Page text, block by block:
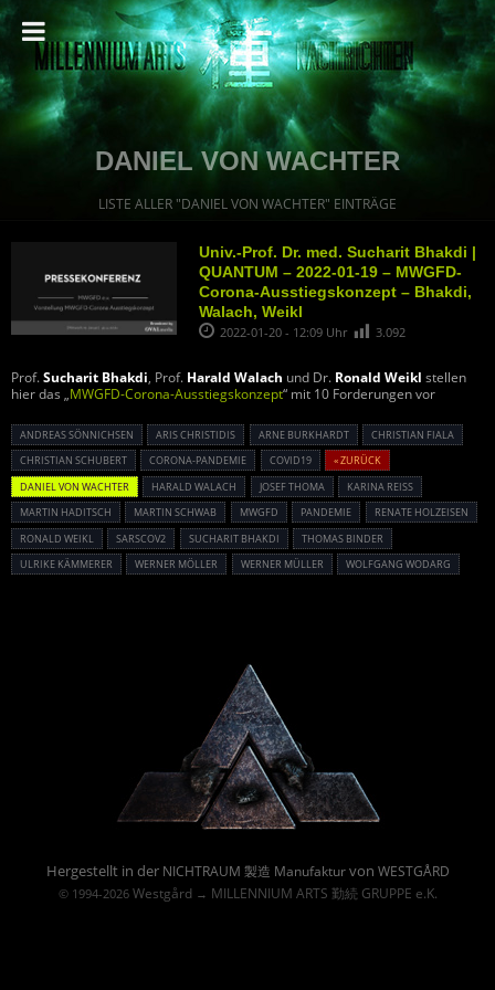
DANIEL VON WACHTER
LISTE ALLER "DANIEL VON WACHTER" EINTRÄGE
Univ.-Prof. Dr. med. Sucharit Bhakdi |
QUANTUM – 2022-01-19 – MWGFD-
Corona-Ausstiegskonzept – Bhakdi,
Walach, Weikl
2022-01-20 - 12:09 Uhr 3.092
Prof.Sucharit Bhakdi, Prof. Harald Walach und Dr. Ronald Weikl stellen
hier das „MWGFD-Corona-Ausstiegskonzept“ mit 10 Forderungen vor
ANDREAS SÖNNICHSEN ARIS CHRISTIDIS ARNE BURKHARDT
CHRISTIAN FIALA
CHRISTIAN SCHUBERT
CORONA-PANDEMIE COVID19
« ZURÜCK
DANIEL VON WACHTER
HARALD WALACH JOSEF THOMA
KARINA REISS
MARTIN HADITSCH
MARTIN SCHWAB MWGFD PANDEMIE
RENATE HOLZEISEN
RONALD WEIKL
SARSCOV2 SUCHARIT BHAKDI
THOMAS BINDER
ULRIKE KÄMMERER
WERNER MÖLLER WERNER MÜLLER WOLFGANG WODARG
Hergestellt in der NICHTRAUM 製造 Manufakturvon WESTGÅRD
© 1994-2026 Westgård→ MILLENNIUM ARTS 勤続 GRUPPE e.K.
Powered By :